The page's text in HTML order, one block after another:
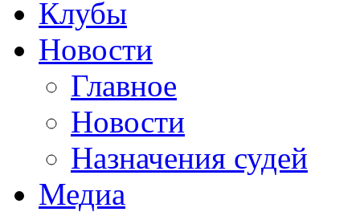
Клубы
Новости
Главное
Новости
Назначения судей
Медиа